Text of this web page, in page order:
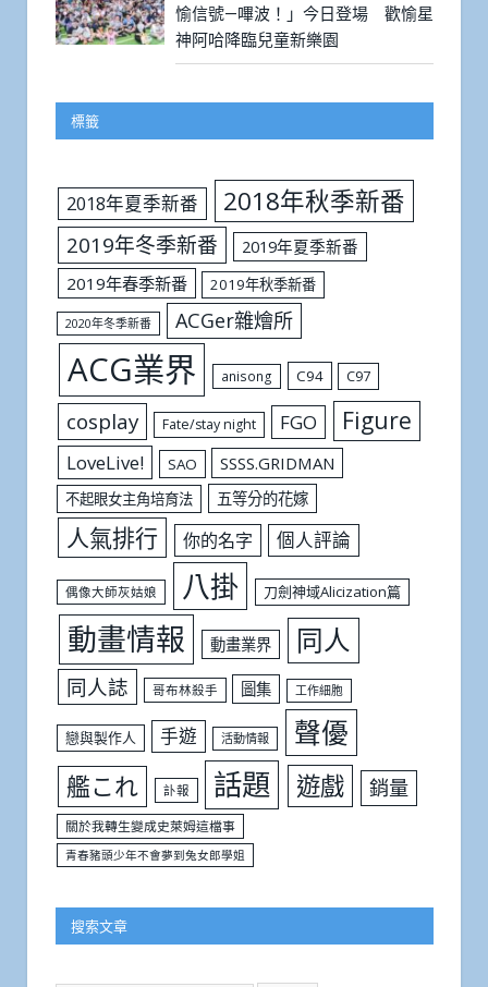
愉信號—嗶波！」今日登場 歡愉星
神阿哈降臨兒童新樂園
標籤
2018年夏季新番 2018年秋季新番
2019年冬季新番
2019年夏季新番
2019年春季新番
2019年秋季新番
2020年冬季新番 ACGer雜燴所
ACG業界 anisong C94 C97
cosplay Fate/stay night FGO Figure
LoveLive! SAO SSSS.GRIDMAN
不起眼女主角培育法 五等分的花嫁
人氣排行 你的名字 個人評論
偶像大師灰姑娘 八掛 刀劍神域Alicization篇
動畫情報 動畫業界 同人
同人誌 哥布林殺手 圖集 工作細胞
戀與製作人 手遊 活動情報 聲優
艦これ 訃報 話題 遊戲 銷量
關於我轉生變成史萊姆這檔事
青春豬頭少年不會夢到兔女郎學姐
搜索文章